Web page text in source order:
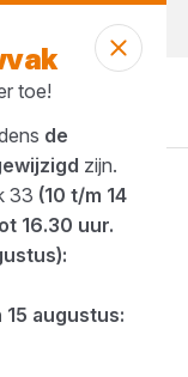
toe!
de
zijn.
33 (10 t/m 14
16.30 uur.
15 augustus: